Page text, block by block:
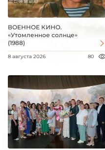
ВОЕННОЕ КИНО.
«Утомленное солнце»
(1988)
8 августа 2026 80